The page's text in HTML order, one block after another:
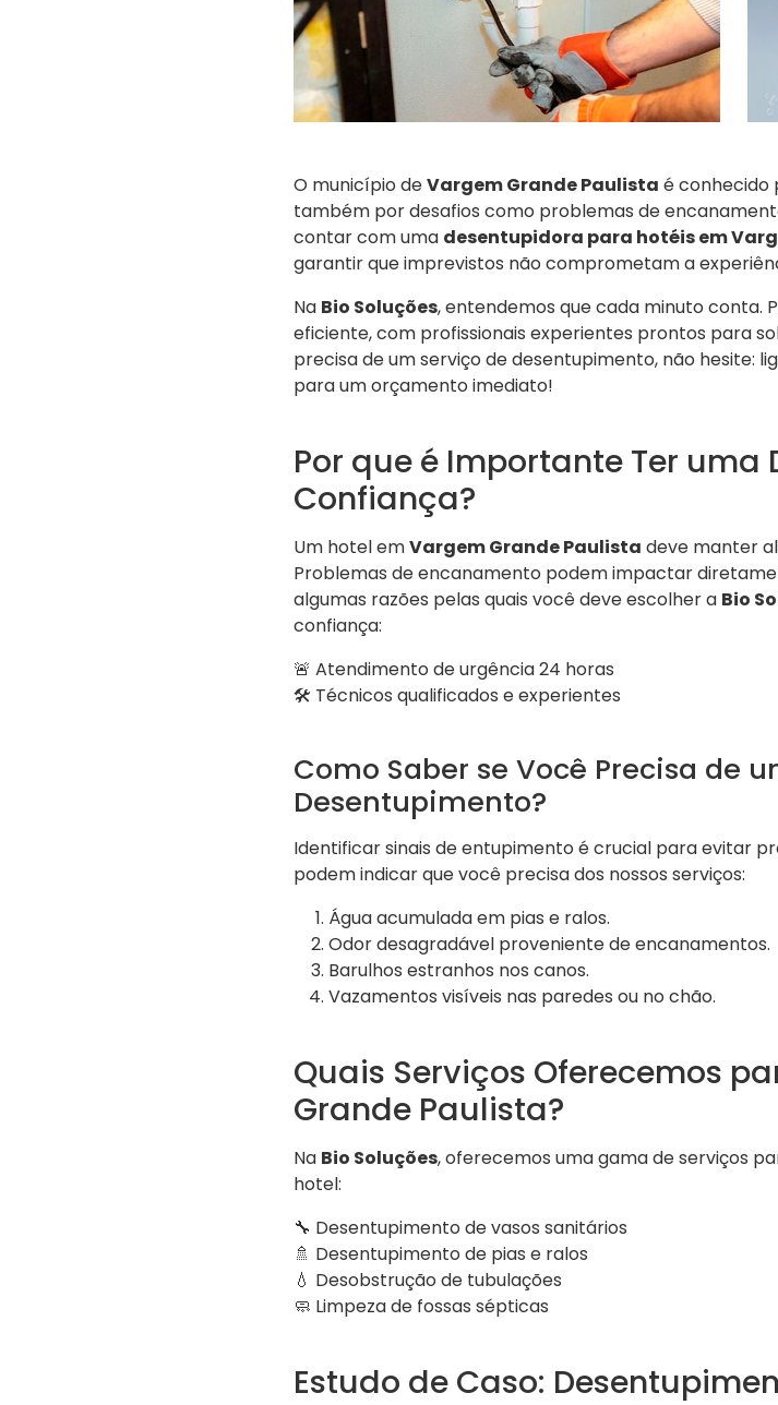
O município deVargem Grande Paulista é conhecido
também por desafios como problemas de
contar com uma desentupidora para hotéis em
garantir que imprevistos não comprometam a
Na Bio Soluções, entendemos que cada minuto
eficiente, com profissionais experientes prontos para
precisa de um serviço de desentupimento, não hesite:
para um orçamento imediato!
Por que é Importante Ter uma
Confiança?
Um hotel emVargem Grande Paulista deve manter
Problemas de encanamento podem impactar
algumas razões pelas quais você deve escolher a Bio
confiança:
🚨 Atendimento de urgência 24 horas
🛠️ Técnicos qualificados e experientes
Como Saber se Você Precisa de
Desentupimento?
Identificar sinais de entupimento é crucial para evitar
podem indicar que você precisa dos nossos serviços:
Água acumulada em pias e ralos.
Odor desagradável proveniente de encanamentos.
Barulhos estranhos nos canos.
Vazamentos visíveis nas paredes ou no chão.
Quais Serviços Oferecemos
Grande Paulista?
Na Bio Soluções, oferecemos uma gama de serviços
hotel:
🔧 Desentupimento de vasos sanitários
🚿 Desentupimento de pias e ralos
💧 Desobstrução de tubulações
🧼 Limpeza de fossas sépticas
Estudo de Caso: